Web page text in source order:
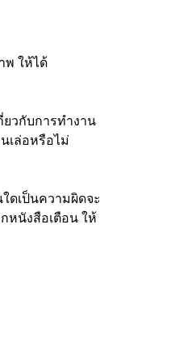
พ ให้ได้
วกับการทำงาน
เล่อหรือไม่
ดเป็นความผิดจะ
หนังสือเตือน ให้